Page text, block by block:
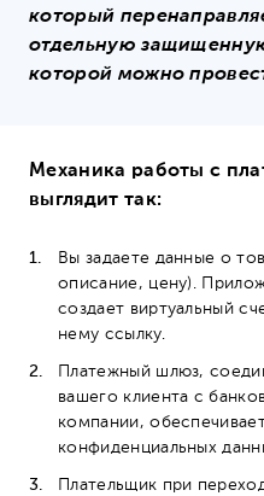
который
отдельную
которой можно
Механика работы с
выглядит так:
Вы задаете данные о
описание, цену).
создает виртуальный
нему ссылку.
Платежный шлюз,
вашего клиента с
компании,
конфиденциальных
Плательщик при